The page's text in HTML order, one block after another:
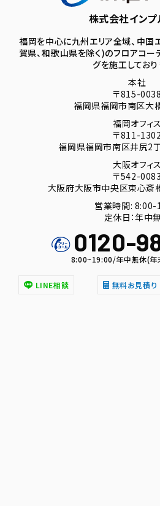
株式会社インプ
福岡を中心に九州エリア全域、中国
賀県、和歌山県を除く)のフロアコー
グを施工しており
本社
〒815-0038
福岡県福岡市南区大
福岡オフィス
〒811-1302
福岡県福岡市南区井尻2
大阪オフィス
〒542-0083
大阪府大阪市中央区東心
営業時間: 8:00-
定休日：年中
0120-
8:00~19:00/年中無休(年
LINE相談 無料お見積り